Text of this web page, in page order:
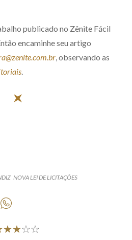
publicado no Zênite Fácil
encaminhe seu artigo
, observando as
.
NOVA LEI DE LICITAÇÕES